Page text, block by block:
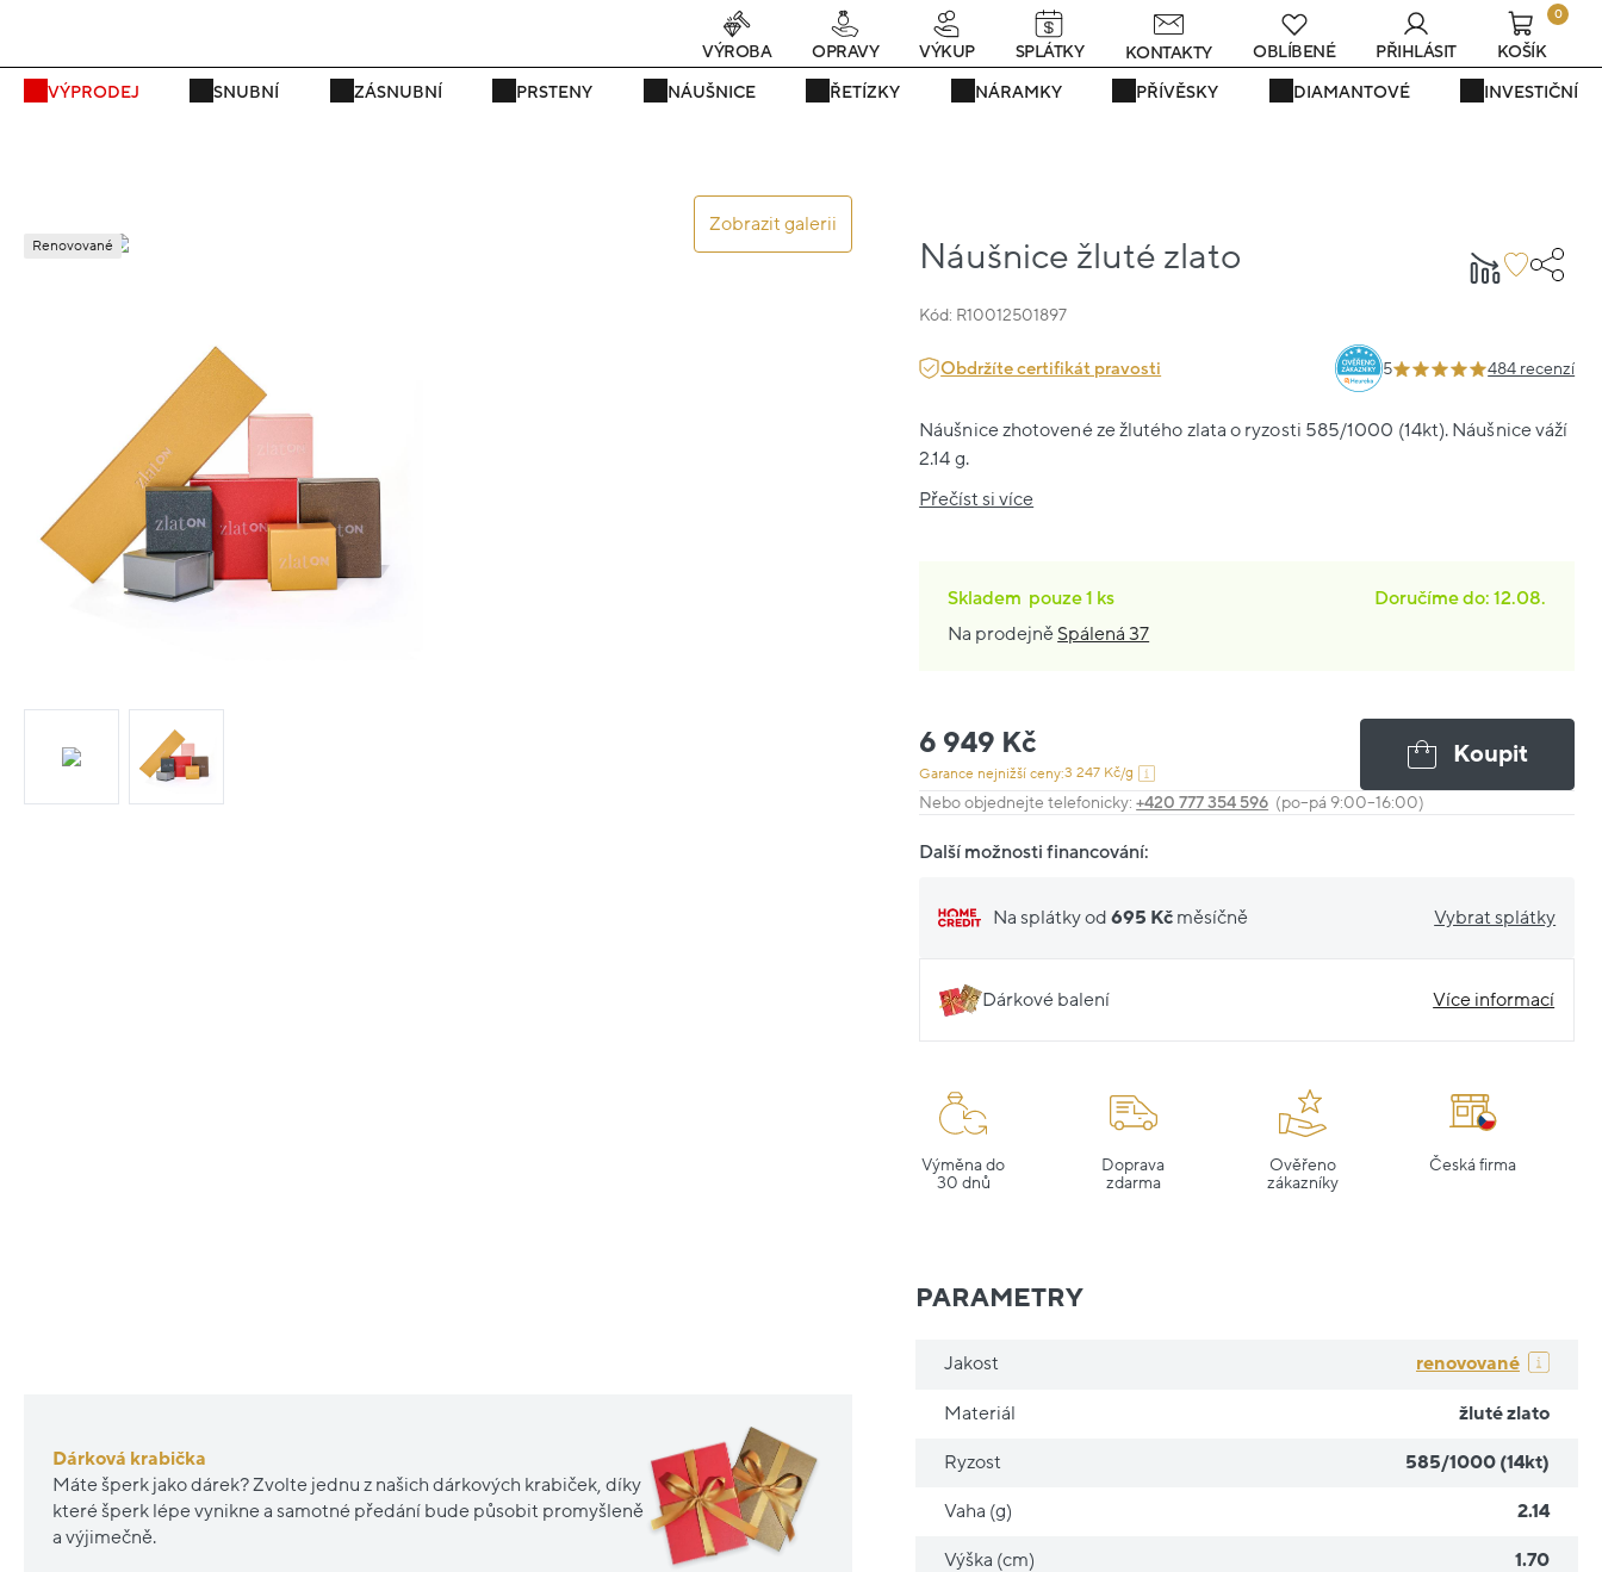
Právě teď! - 20 % na vše! Kód: SRPEN20 22 dní : 8h : 25m : 43s
VÝPRODEJ SNUBNÍ ZÁSNUBNÍ PRSTENY NÁUŠNICE ŘETÍZKY NÁRAMKY PŘÍVĚSKY DIAMANTOVÉ INVESTIČNÍ
VÝROBA OPRAVY VÝKUP SPLÁTKY KONTAKTY OBLÍBENÉ PŘIHLÁSIT
0
KOŠÍK
Zobrazit galerii
Náušnice žluté zlato
Kód: R10012501897
Renovované
Obdržíte certifikát pravosti 5 484 recenzí
Náušnice zhotovené ze žlutého zlata o ryzosti 585/1000 (14kt). Náušnice váží
2.14 g.
Přečíst si více
Skladem pouze1 ks
Doručíme do: 12.08.
Na prodejně Spálená 37
6 949 Kč
Garance nejnižší ceny:3 247 Kč/g
Koupit
Nebo objednejte telefonicky:+420 777 354 596 (po–pá 9:00–16:00)
Další možnosti financování:
Na splátky od695 Kč měsíčně Vybrat splátky
Dárkové balení Více informací
Výměna do
30 dnů
Doprava
zdarma
Ověřeno
zákazníky
Česká firma
Dárková krabička
Máte šperk jako dárek? Zvolte jednu z našich dárkových krabiček, díky
které šperk lépe vynikne a samotné předání bude působit promyšleně
a výjimečně.
PARAMETRY
Jakost renovované
Materiál žluté zlato
Ryzost 585/1000 (14kt)
Vaha (g) 2.14
Výška (cm) 1.70